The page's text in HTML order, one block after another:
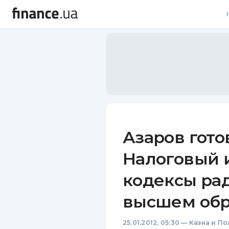
Азаров
кодексы
высшем
25.01.2012, 05:30 — Казна и